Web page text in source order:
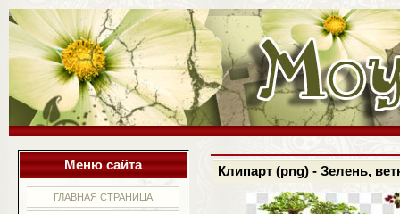
Меню сайта
ГЛАВНАЯ СТРАНИЦА
Клипарт (png) - Зелень,